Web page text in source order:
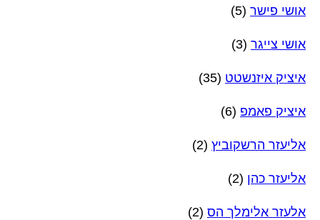
אושי פישר (5)
אושי צייגר (3)
איציק איזנשטט (35)
איציק פאמפ (6)
אליעזר הרשקוביץ (2)
אליעזר כהן (2)
אלעזר אלימלך הס (2)